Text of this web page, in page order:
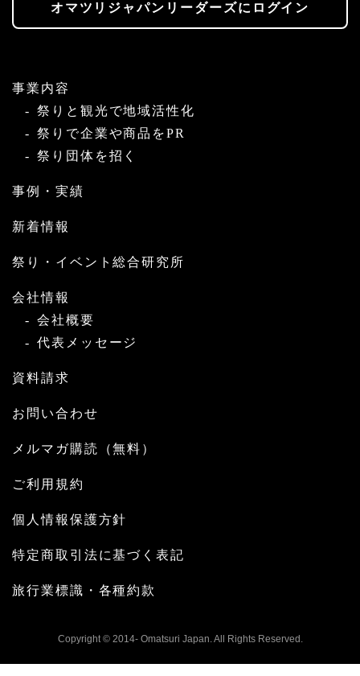
オマツリジャパンリーダーズにログイン
事業内容
祭りと観光で地域活性化
祭りで企業や商品をPR
祭り団体を招く
事例・実績
新着情報
祭り・イベント総合研究所
会社情報
会社概要
代表メッセージ
資料請求
お問い合わせ
メルマガ購読（無料）
ご利用規約
個人情報保護方針
特定商取引法に基づく表記
旅行業標識・各種約款
Copyright © 2014- Omatsuri Japan. All Rights Reserved.